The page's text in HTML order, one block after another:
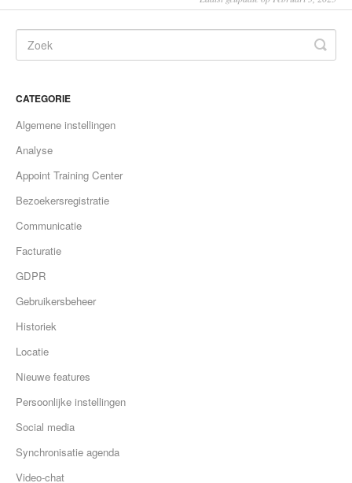
CATEGORIE
Algemene instellingen
Analyse
Appoint Training Center
Bezoekersregistratie
Communicatie
Facturatie
GDPR
Gebruikersbeheer
Historiek
Locatie
Nieuwe features
Persoonlijke instellingen
Social media
Synchronisatie agenda
Video-chat